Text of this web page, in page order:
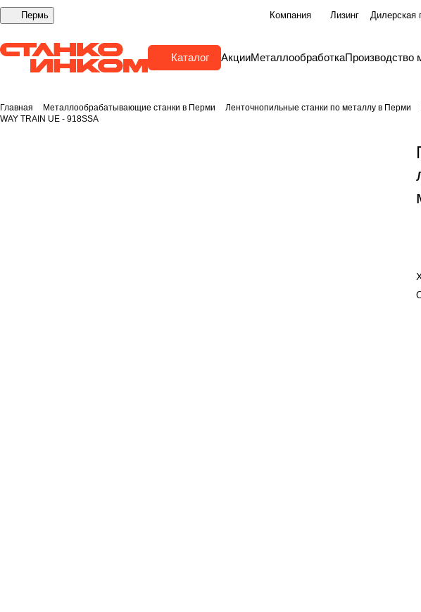
Пермь Компания Лизинг Дилерская
Каталог АкцииМеталлообработкаПроизводство
Главная Металлообрабатывающие станки в Перми Ленточнопильные станки по металлу в Перми
WAY TRAIN UE - 918SSA